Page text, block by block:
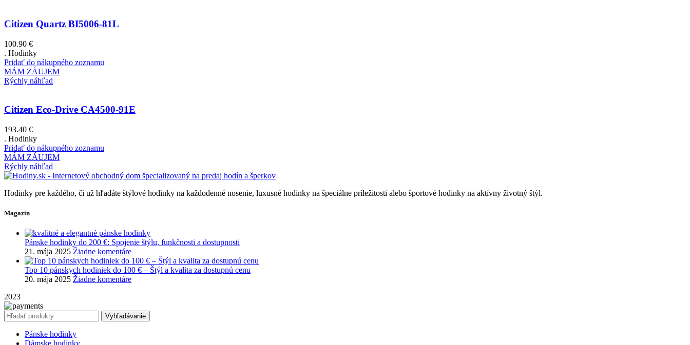
Citizen Quartz BI5006-81L
100.90 €
. Hodinky
Pridať do nákupného zoznamu
MÁM ZÁUJEM
Rýchly náhľad
Citizen Eco-Drive CA4500-91E
193.40 €
. Hodinky
Pridať do nákupného zoznamu
MÁM ZÁUJEM
Rýchly náhľad
Hodinky pre každého, či už hľadáte štýlové hodinky na každodenné nosenie, luxusné hodinky na špeciálne príležitosti alebo športové hodinky na aktívny životný štýl.
Magazín
Pánske hodinky do 200 €: Spojenie štýlu, funkčnosti a dostupnosti
21. mája 2025 Žiadne komentáre
Top 10 pánskych hodiniek do 100 € – Štýl a kvalita za dostupnú cenu
20. mája 2025 Žiadne komentáre
2023
Vyhľadávanie
Pánske hodinky